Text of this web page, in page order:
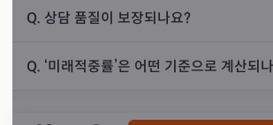
사하다고 인사하셨습니다. 이 분은 지금
니다.
Q. 상담 품질이 보장되나요?
Q. ‘미래적중률’은 어떤 기준으로 계산되